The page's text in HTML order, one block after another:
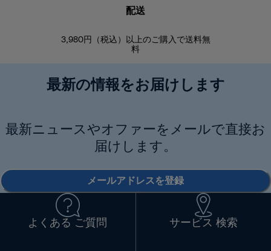
配送
3,980円（税込）以上のご購入で送料無
料
最新の情報をお届けします
最新ニュースやオファーをメールで直接お
届けします。
メールアドレスを登録
よくある ご質問 サービス 検索